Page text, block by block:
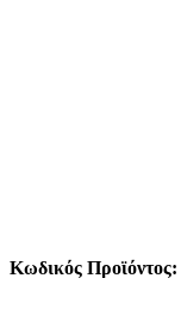
Κωδικός Προϊόντος: